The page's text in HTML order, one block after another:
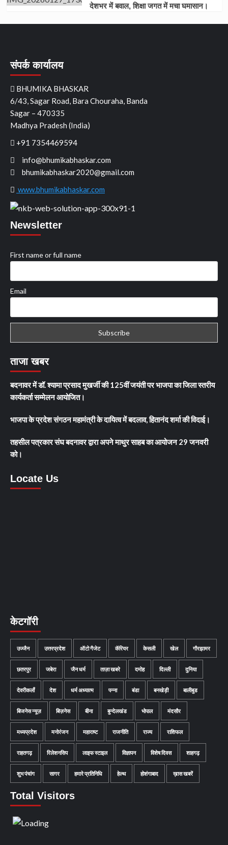
देशभर में बवाल, शिक्षा जगत में मचा घमासान।
संपर्क कार्यालय
BHUMIKA BHASKAR
6/43, Sagar Road, Bara Chouraha, Banda
Sagar – 470335
Madhya Pradesh (India)
+91 7354469594
info@bhumikabhaskar.com
bhumikabhaskar2020@gmail.com
www.bhumikabhaskar.com
Newsletter
First name or full name
Email
ताजा खबर
बदनावर में डॉ. श्यामा प्रसाद मुखर्जी की 125वीं जयंती पर भाजपा का जिला स्तरीय
कार्यकर्ता सम्मेलन आयोजित।
भाजपा के प्रदेश संगठन महामंत्री के दायित्व में बदलाव, हितानंद शर्मा की विदाई।
तहसील पत्रकार संघ बदनावर द्वारा अपने माथुर साहब का आयोजन 29 जनवरी
को।
Locate Us
केटगॉरी
उज्जैन उत्तरप्रदेश ऑटो गैजेट कॅरियर केसली खेल गौरझामर
छतरपुर जबेरा जैन धर्म ताज़ा खबरे दमोह दिल्ली दुनिया
देवरीकलाँ देश धर्म अध्यात्म पन्ना बंडा बनखेड़ी बालीबुड
बिजनेस न्यूज़ बिज़नेस बीना बुन्देलखंड भोपाल मंदसौर
मध्यप्रदेश मनोरंजन महाराष्ट राजनीति राज्य राशिफल
राहतगढ़ रिलेशनसिप लाइफ स्टाइल विज्ञापन विशेष दिवस शाहगढ़
शुभ पंचांग सागर हमारे प्रतिनिधि हेल्थ होशंगाबाद ख़ास खबरें
Total Visitors